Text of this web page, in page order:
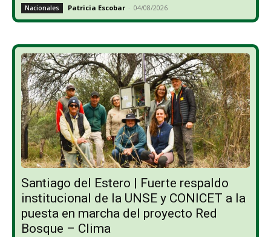
Nacionales Patricia Escobar - 04/08/2026
Santiago del Estero | Fuerte respaldo
institucional de la UNSE y CONICET a la
puesta en marcha del proyecto Red
Bosque – Clima